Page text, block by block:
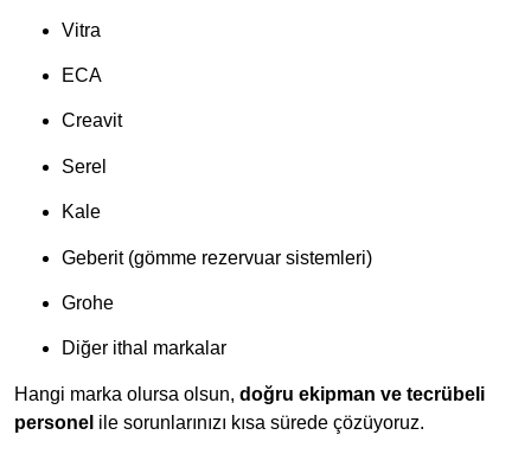
Vitra
ECA
Creavit
Serel
Kale
Geberit (gömme rezervuar sistemleri)
Grohe
Diğer ithal markalar
Hangi marka olursa olsun, doğru ekipman ve tecrübeli
personel ile sorunlarınızı kısa sürede çözüyoruz.